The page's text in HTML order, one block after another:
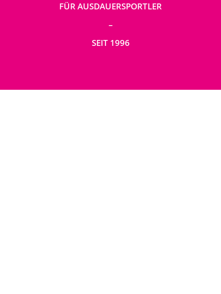
FÜR AUSDAUERSPORTLER
–
SEIT 1996